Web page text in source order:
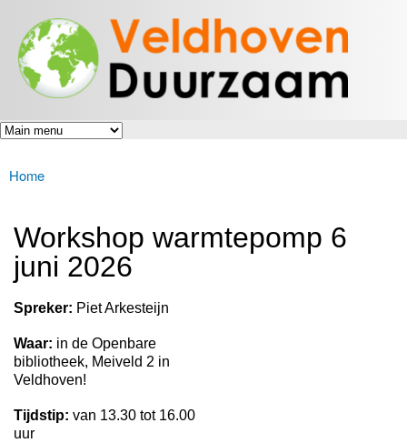
en naar
de inhoud
gaan
Veldhoven
Duurzaam
Energiek
naar de
toekomst
U bent hier
Home
Workshop warmtepomp 6
juni 2026
Spreker: Piet Arkesteijn
Waar: in de Openbare
bibliotheek, Meiveld 2 in
Veldhoven!
Tijdstip: van 13.30 tot 16.00
uur